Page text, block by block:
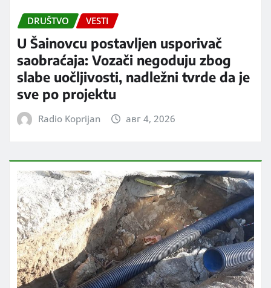
DRUŠTVO VESTI
U Šainovcu postavljen usporivač
saobraćaja: Vozači negoduju zbog
slabe uočljivosti, nadležni tvrde da je
sve po projektu
Radio Koprijan авг 4, 2026